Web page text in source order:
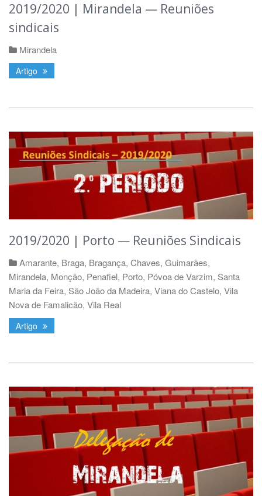
2019/2020 | Mirandela — Reuniões
sindicais
Mirandela
Artigo
2019/2020 | Porto — Reuniões Sindicais
Amarante, Braga, Bragança, Chaves, Guimarães,
Mirandela, Monção, Penafiel, Porto, Póvoa de Varzim, Santa
Maria da Feira, São João da Madeira, Viana do Castelo, Vila
Nova de Famalicão, Vila Real
Artigo